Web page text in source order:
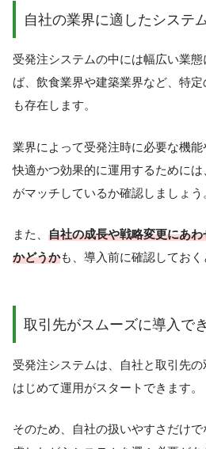
自社の業界に適したシステ
受発注システムの中には幅広い業
ば、飲食業界や建築業界など、特
も存在します。
業界によって受発注時に必要な機能
快適かつ効果的に運用するために
がマッチしているか確認しましょう
また、 自社の成長や戦略変更にあ
かどうかも、導入前に確認しておく
取引先がスムーズに導入で
受発注システムは、自社と取引先の
はじめて運用がスタートできます。
そのため、自社の扱いやすさだけ